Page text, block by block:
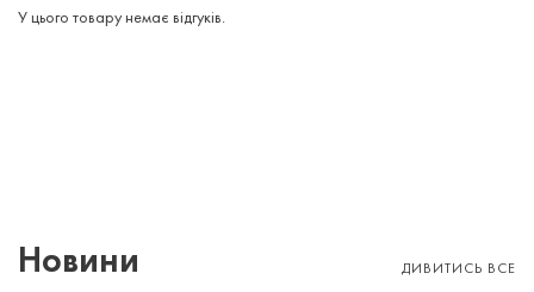
У цього товару немає відгуків.
Новини ДИВИТИСЬ ВСЕ